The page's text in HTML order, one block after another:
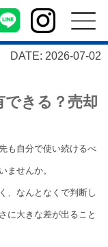
DATE: 2026-07-02
できる？売却
も自分で使い続けるべ
ませんか。
、なんとなくで判断し
に大きな差が出ること